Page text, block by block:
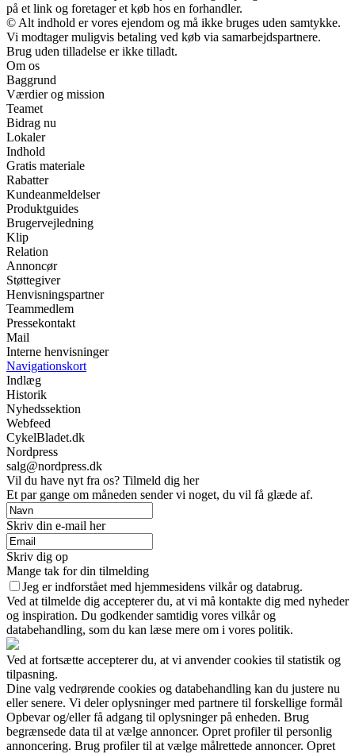
på et link og foretager et køb hos en forhandler.
© Alt indhold er vores ejendom og må ikke bruges uden samtykke.
Vi modtager muligvis betaling ved køb via samarbejdspartnere.
Brug uden tilladelse er ikke tilladt.
Om os
Baggrund
Værdier og mission
Teamet
Bidrag nu
Lokaler
Indhold
Gratis materiale
Rabatter
Kundeanmeldelser
Produktguides
Brugervejledning
Klip
Relation
Annoncør
Støttegiver
Henvisningspartner
Teammedlem
Pressekontakt
Mail
Interne henvisninger
Navigationskort
Indlæg
Historik
Nyhedssektion
Webfeed
CykelBladet.dk
Nordpress
salg@nordpress.dk
Vil du have nyt fra os? Tilmeld dig her
Et par gange om måneden sender vi noget, du vil få glæde af.
Skriv din e-mail her
Skriv dig op
Mange tak for din tilmelding
Jeg er indforstået med hjemmesidens vilkår og databrug.
Ved at tilmelde dig accepterer du, at vi må kontakte dig med nyheder
og inspiration. Du godkender samtidig vores vilkår og
databehandling, som du kan læse mere om i vores politik.
Ved at fortsætte accepterer du, at vi anvender cookies til statistik og
tilpasning.
Dine valg vedrørende cookies og databehandling kan du justere nu
eller senere. Vi deler oplysninger med partnere til forskellige formål
Opbevar og/eller få adgang til oplysninger på enheden. Brug
begrænsede data til at vælge annoncer. Opret profiler til personlig
annoncering. Brug profiler til at vælge målrettede annoncer. Opret